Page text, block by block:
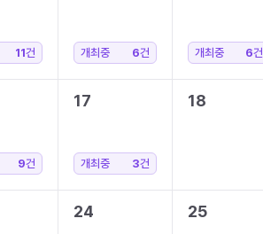
11건 개최중 6건 개최중 6건
9건
17
개최중 3건
18
24 25